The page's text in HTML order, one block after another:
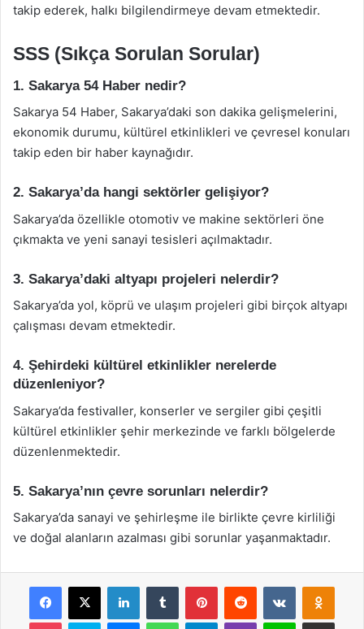
takip ederek, halkı bilgilendirmeye devam etmektedir.
SSS (Sıkça Sorulan Sorular)
1. Sakarya 54 Haber nedir?
Sakarya 54 Haber, Sakarya’daki son dakika gelişmelerini,
ekonomik durumu, kültürel etkinlikleri ve çevresel konuları
takip eden bir haber kaynağıdır.
2. Sakarya’da hangi sektörler gelişiyor?
Sakarya’da özellikle otomotiv ve makine sektörleri öne
çıkmakta ve yeni sanayi tesisleri açılmaktadır.
3. Sakarya’daki altyapı projeleri nelerdir?
Sakarya’da yol, köprü ve ulaşım projeleri gibi birçok altyapı
çalışması devam etmektedir.
4. Şehirdeki kültürel etkinlikler nerelerde
düzenleniyor?
Sakarya’da festivaller, konserler ve sergiler gibi çeşitli
kültürel etkinlikler şehir merkezinde ve farklı bölgelerde
düzenlenmektedir.
5. Sakarya’nın çevre sorunları nelerdir?
Sakarya’da sanayi ve şehirleşme ile birlikte çevre kirliliği
ve doğal alanların azalması gibi sorunlar yaşanmaktadır.
Facebook
X LinkedInTumblr PinterestReddit VKontakte
Pocket Skype MessengerWhatsAppTelegramViber Line E-Posta ile